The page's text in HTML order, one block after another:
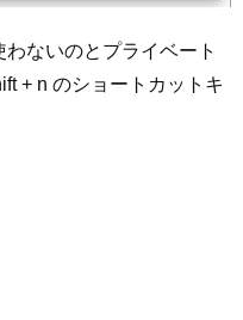
ないのとプライベート
+ n のショートカットキ